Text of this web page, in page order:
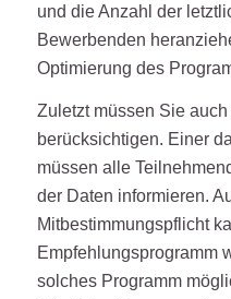
und die Anzahl der
Bewerbenden
Optimierung des
Zuletzt müssen Sie
berücksichtigen. Einer
müssen alle
der Daten informieren.
Mitbestimmungspflicht
Empfehlungsprogramm
solches Programm